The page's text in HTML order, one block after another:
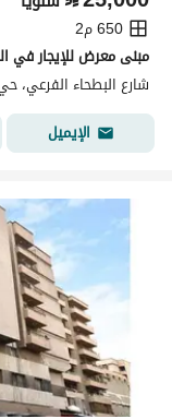
650 م2
مبنى معرض للإيجار في
شارع البطحاء الفرعي،
الإيميل